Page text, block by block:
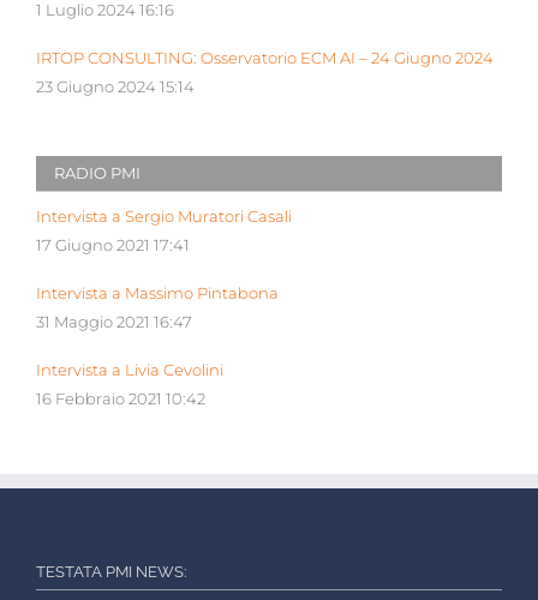
1 Luglio 2024 16:16
IRTOP CONSULTING: Osservatorio ECM AI – 24 Giugno 2024
23 Giugno 2024 15:14
RADIO PMI
Intervista a Sergio Muratori Casali
17 Giugno 2021 17:41
Intervista a Massimo Pintabona
31 Maggio 2021 16:47
Intervista a Livia Cevolini
16 Febbraio 2021 10:42
TESTATA PMI NEWS: